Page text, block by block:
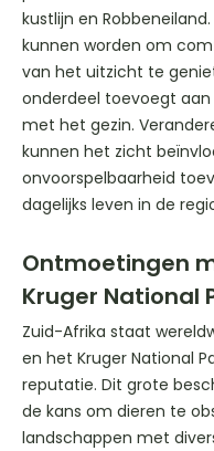
kustlijn en
kunnen worden om
van het uitzicht te
onderdeel toevoegt
met het gezin.
kunnen het zicht
onvoorspelbaarheid
dagelijks leven in de
Ontmoetingen
Kruger National
Zuid-Afrika staat
en het Kruger National
reputatie. Dit grote
de kans om dieren te
landschappen met